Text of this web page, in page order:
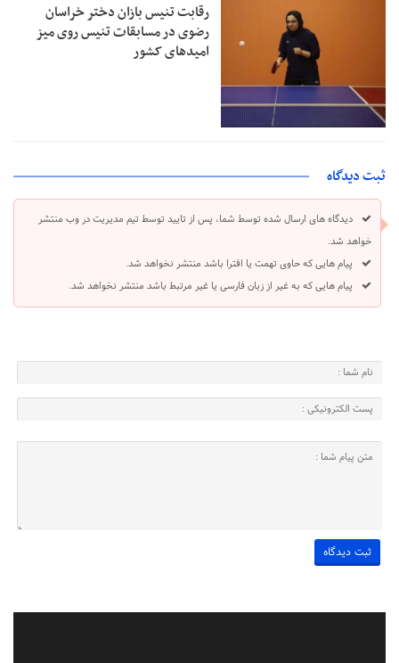
رقابت تنیس بازان دختر خراسان
رضوی در مسابقات تنیس روی میز
امیدهای کشور
ثبت دیدگاه
دیدگاه های ارسال شده توسط شما، پس از تایید توسط تیم مدیریت در وب منتشر
خواهد شد.
پیام هایی که حاوی تهمت یا افترا باشد منتشر نخواهد شد.
پیام هایی که به غیر از زبان فارسی یا غیر مرتبط باشد منتشر نخواهد شد.